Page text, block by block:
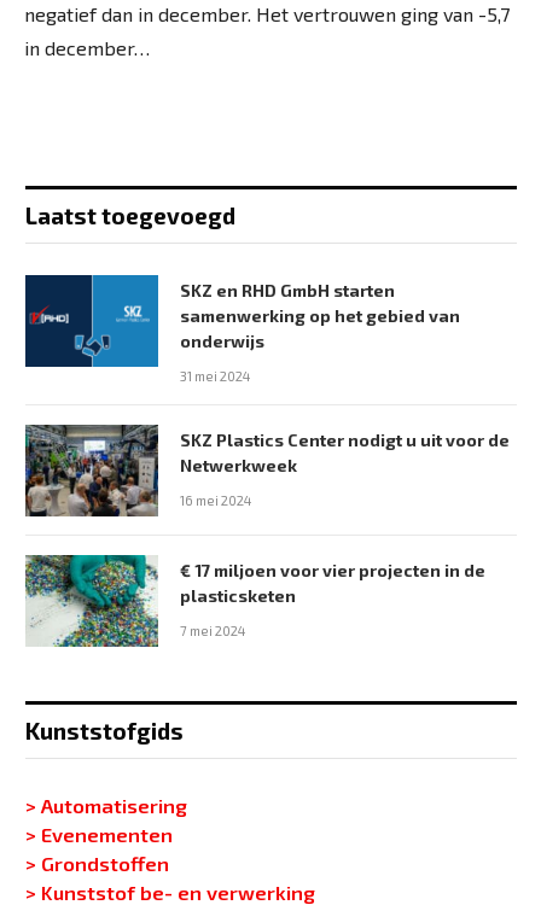
negatief dan in december. Het vertrouwen ging van -5,7
in december…
Laatst toegevoegd
SKZ en RHD GmbH starten
samenwerking op het gebied van
onderwijs
31 mei 2024
SKZ Plastics Center nodigt u uit voor de
Netwerkweek
16 mei 2024
€ 17 miljoen voor vier projecten in de
plasticsketen
7 mei 2024
Kunststofgids
> Automatisering
> Evenementen
> Grondstoffen
> Kunststof be- en verwerking